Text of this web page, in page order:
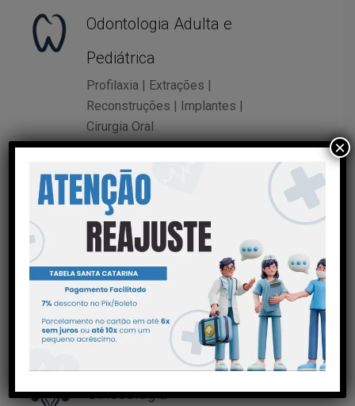
Odontologia Adulta e
Pediátrica
Profilaxia | Extrações |
Reconstruções | Implantes |
Cirurgia Oral
Otorrinolaringologia
Nasofibroscopia | Rinoplastia |
Septoplastia | Biópsias
Urologia
Vasectomia | Frenuloplastia |
Postectomia | Cistoscopia |
Retirada de Duplo J
Ginecologia
×